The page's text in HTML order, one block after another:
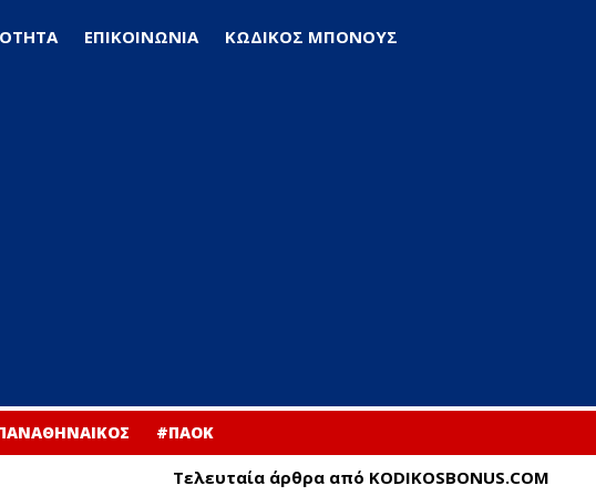
ΕΠΙΚΟΙΝΩΝΙΑ ΚΩΔΙΚΟΣ ΜΠΟΝΟΥΣ
#ΠΑΟΚ
Τελευταία άρθρα από KODIKOSBONUS.COM